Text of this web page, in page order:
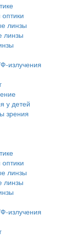
линзы
линзы
излучения
у детей
зрения
линзы
линзы
излучения